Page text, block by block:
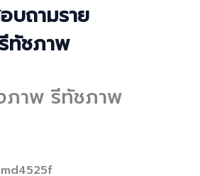
บถามราย
ทัชภาพ
ภาพ รีทัชภาพ